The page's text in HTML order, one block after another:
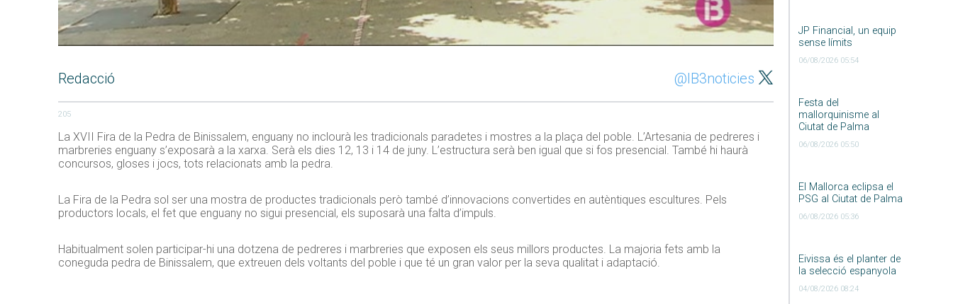
JP Financial, un equip
sense límits
06/08/2026 05:54
Festa del
mallorquinisme al
Ciutat de Palma
06/08/2026 05:50
El Mallorca eclipsa el
PSG al Ciutat de Palma
06/08/2026 05:36
Eivissa és el planter de
la selecció espanyola
04/08/2026 08:24
Redacció @IB3noticies
205
La XVII Fira de la Pedra de Binissalem, enguany no inclourà les tradicionals paradetes i mostres a la plaça del poble. L’Artesania de pedreres i
marbreries enguany s’exposarà a la xarxa. Serà els dies 12, 13 i 14 de juny. L’estructura serà ben igual que si fos presencial. També hi haurà
concursos, gloses i jocs, tots relacionats amb la pedra.
La Fira de la Pedra sol ser una mostra de productes tradicionals però també d’innovacions convertides en autèntiques escultures. Pels
productors locals, el fet que enguany no sigui presencial, els suposarà una falta d’impuls.
Habitualment solen participar-hi una dotzena de pedreres i marbreries que exposen els seus millors productes. La majoria fets amb la
coneguda pedra de Binissalem, que extreuen dels voltants del poble i que té un gran valor per la seva qualitat i adaptació.